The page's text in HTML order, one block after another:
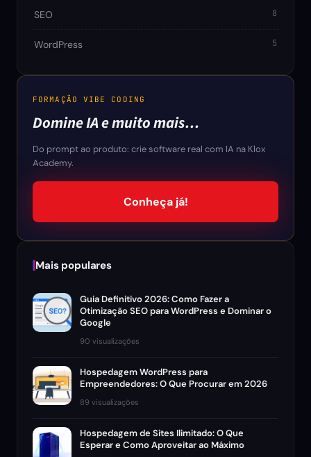
SEO 8
WordPress 5
FORMAÇÃO VIBE CODING
Domine IA e muito mais…
Do prompt ao produto: crie software real com IA na Klox
Academy.
Conheça já!
Mais populares
Guia Definitivo 2026: Como Fazer a
Otimização SEO para WordPress e Dominar o
Google
90 visualizações
Hospedagem WordPress para
Empreendedores: O Que Procurar em 2026
89 visualizações
Hospedagem de Sites Ilimitado: O Que
Esperar e Como Aproveitar ao Máximo